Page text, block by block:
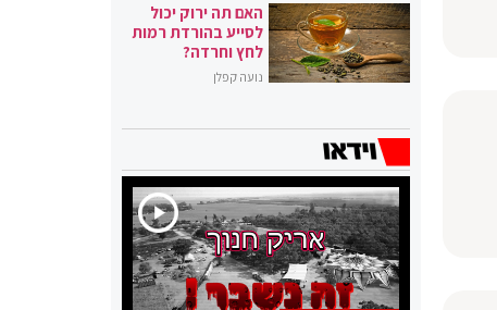
האם תה ירוק יכול
לסייע בהורדת רמות
לחץ וחרדה?
נועה קפלן